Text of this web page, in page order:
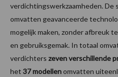
verdichtingswerkzaamheden. De
omvatten geavanceerde
mogelijk maken, zonder afbreuk
en gebruiksgemak. In totaal
verdichters zeven verschillende
het 37 modellenomvatten